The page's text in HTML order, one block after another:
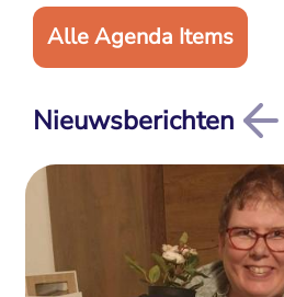
Alle Agenda Items
Nieuwsberichten